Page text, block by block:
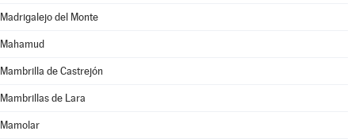
Madrigalejo del Monte
Mahamud
Mambrilla de Castrejón
Mambrillas de Lara
Mamolar